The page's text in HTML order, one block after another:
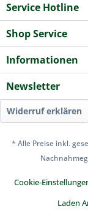
Service Hotline
Shop Service
Informationen
Newsletter
Widerruf erklären
* Alle Preise inkl.
Cookie-
Laden